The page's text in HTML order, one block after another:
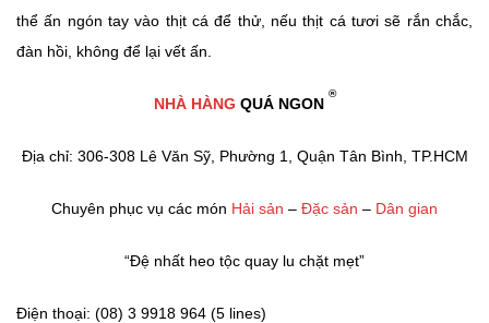
thể ấn ngón tay vào thịt cá để thử, nếu thịt cá tươi sẽ rắn chắc,
đàn hồi, không để lại vết ấn.
NHÀ HÀNG QUÁ NGON
®
Địa chỉ: 306-308 Lê Văn Sỹ, Phường 1, Quận Tân Bình, TP.HCM
Chuyên phục vụ các món Hải sản – Đặc sản – Dân gian
“Đệ nhất heo tộc quay lu chặt mẹt”
Điện thoại: (08) 3 9918 964 (5 lines)